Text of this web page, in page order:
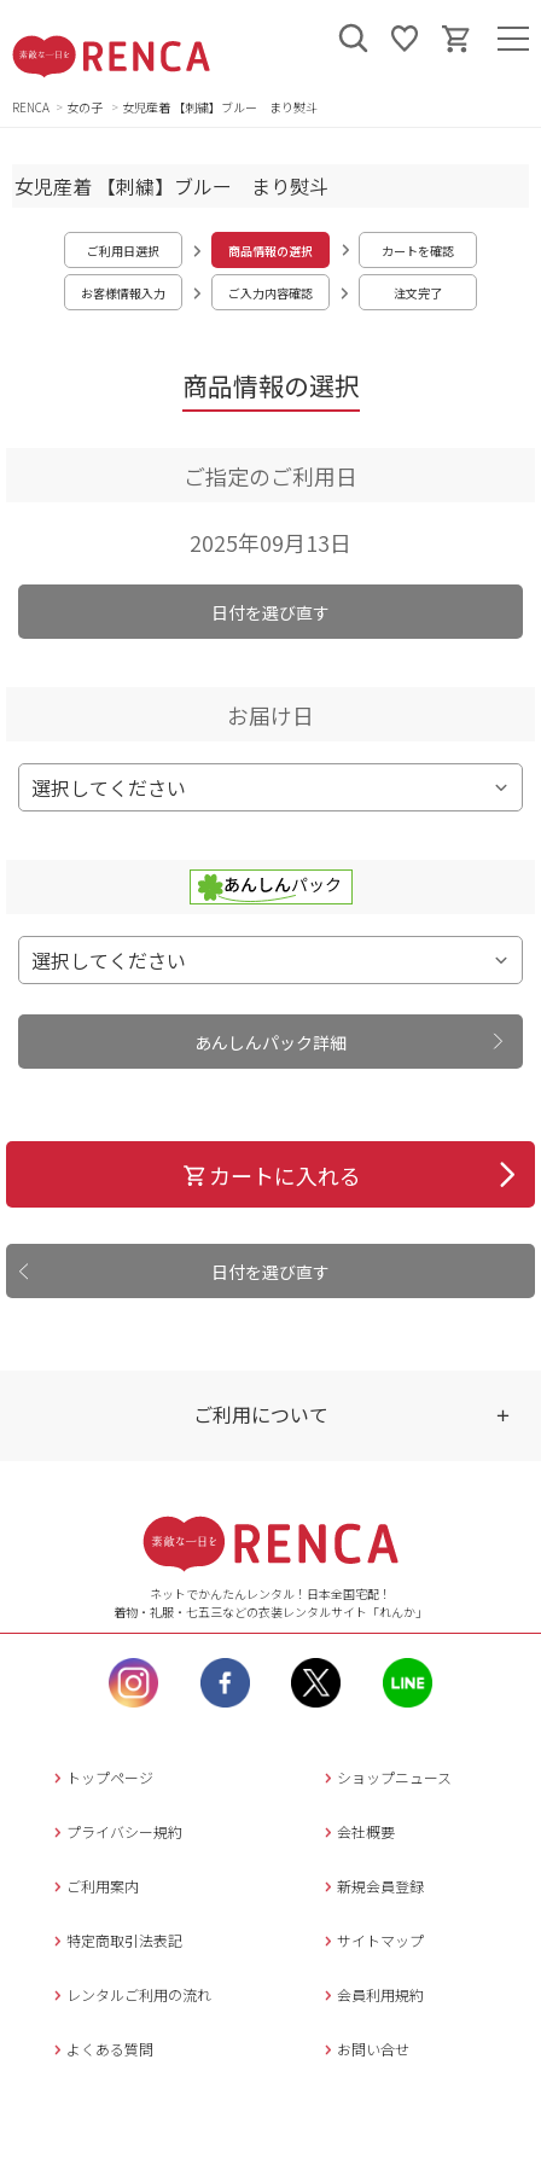
RENCA 女の子 女児産着 【刺繍】ブルー まり熨斗
商品情報の選択
女児産着 【刺繍】ブルー まり熨斗
ご利用日選択 商品情報の選択 カートを確認
お客様情報入力 ご入力内容確認 注文完了
ご指定のご利用日
2025年09月13日
日付を選び直す
お届け日
あんしんパック詳細
日付を選び直す
カートに入れる
ご利用について
【ご注文（インターネット）】
24時間年中無休
【お問い合わせ窓口（メー
ル）】10:00~17:00
土曜日、日曜日、臨
時休業日を除く。
営業時間外にいただ
返信させていただきま
年末年始、大型連休
メールでのお問い合わせ
ネットでかんたんレンタル！日本全国宅配！
着物・礼服・七五三などの衣装レンタルサイト「れんか」
トップページ ショップニュース
プライバシー規約 会社概要
ご利用案内 新規会員登録
特定商取引法表記 サイトマップ
レンタルご利用の流れ 会員利用規約
よくある質問 お問い合せ